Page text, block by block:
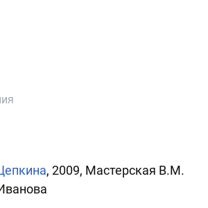
, 2009, Мастерская В.М.